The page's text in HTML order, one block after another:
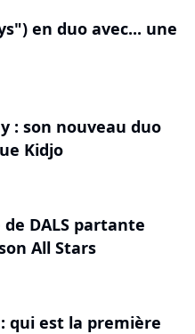
en duo avec... une
: son nouveau duo
Kidjo
DALS partante
All Stars
qui est la première